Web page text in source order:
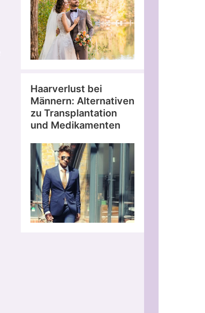
Haarverlust bei
Männern: Alternativen
zu Transplantation
und Medikamenten